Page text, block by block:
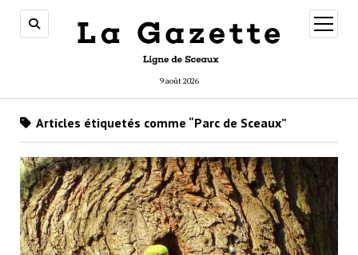
9 août 2026
ouvrir
menu
Articles étiquetés comme “Parc de Sceaux”